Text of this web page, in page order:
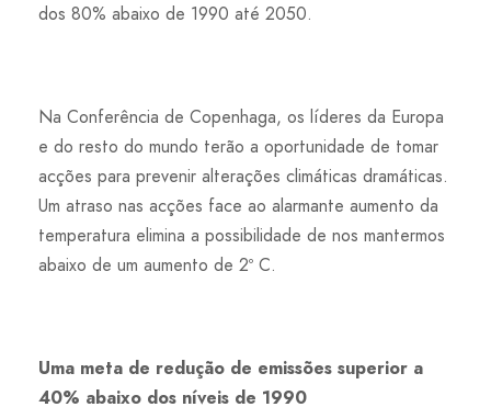
dos 80% abaixo de 1990 até 2050.
Na Conferência de Copenhaga, os líderes da Europa
e do resto do mundo terão a oportunidade de tomar
acções para prevenir alterações climáticas dramáticas.
Um atraso nas acções face ao alarmante aumento da
temperatura elimina a possibilidade de nos mantermos
abaixo de um aumento de 2º C.
Uma meta de redução de emissões superior a
40% abaixo dos níveis de 1990